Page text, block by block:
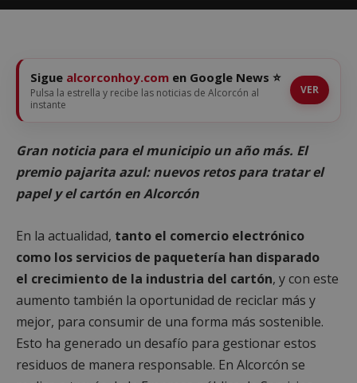
Sigue alcorconhoy.com en Google News ⭐
Pulsa la estrella y recibe las noticias de Alcorcón al
instante
VER
Gran noticia para el municipio un año más. El
premio pajarita azul: nuevos retos para tratar el
papel y el cartón en Alcorcón
En la actualidad, tanto el comercio electrónico
como los servicios de paquetería han disparado
el crecimiento de la industria del cartón, y con este
aumento también la oportunidad de reciclar más y
mejor, para consumir de una forma más sostenible.
Esto ha generado un desafío para gestionar estos
residuos de manera responsable. En Alcorcón se